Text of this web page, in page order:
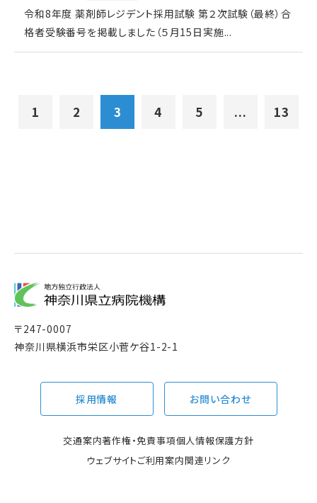
令和8年度 薬剤師レジデント採用試験 第２次試験（最終）合
格者受験番号を掲載しました（５月15日実施...
1 2 3 4 5 ... 13
〒247-0007
神奈川県横浜市栄区小菅ケ谷1-2-1
採用情報 お問い合わせ
交通案内著作権・免責事項個人情報保護方針
ウェブサイトご利用案内関連リンク